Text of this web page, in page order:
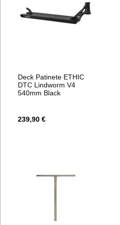
Deck Patinete ETHIC
DTC Lindworm V4
540mm Black
239,90 €